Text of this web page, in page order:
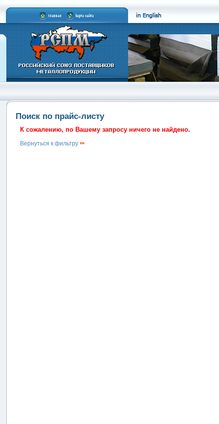
Поиск по прайс-листу
К сожалению, по Вашему запросу ничего не найдено.
Вернуться к фильтру